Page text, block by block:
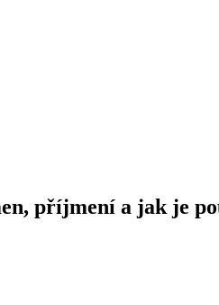
příjmení a jak je